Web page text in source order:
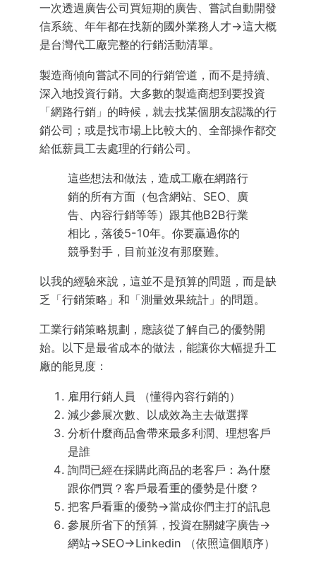
一次透過廣告公司買短期的廣告、嘗試自動開發
信系統、年年都在找新的國外業務人才→這大概
是台灣代工廠完整的行銷活動清單。
製造商傾向嘗試不同的行銷管道，而不是持續、
深入地投資行銷。大多數的製造商想到要投資
「網路行銷」的時候，就去找某個朋友認識的行
銷公司；或是找市場上比較大的、全部操作都交
給低薪員工去處理的行銷公司。
這些想法和做法，造成工廠在網路行
銷的所有方面（包含網站、SEO、廣
告、內容行銷等等）跟其他B2B行業
相比，落後5-10年。你要贏過你的
競爭對手，目前並沒有那麼難。
以我的經驗來說，這並不是預算的問題，而是缺
乏「行銷策略」和「測量效果統計」的問題。
工業行銷策略規劃，應該從了解自己的優勢開
始。以下是最省成本的做法，能讓你大幅提升工
廠的能見度：
雇用行銷人員 （懂得內容行銷的）
減少參展次數、以成效為主去做選擇
分析什麼商品會帶來最多利潤、理想客戶
是誰
詢問已經在採購此商品的老客戶：為什麼
跟你們買？客戶最看重的優勢是什麼？
把客戶看重的優勢→當成你們主打的訊息
參展所省下的預算，投資在關鍵字廣告→
網站→SEO→Linkedin （依照這個順序）